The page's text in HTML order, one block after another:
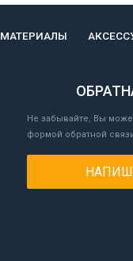
МАТЕРИАЛЫ
Не забывайте, Вы
формой обратной